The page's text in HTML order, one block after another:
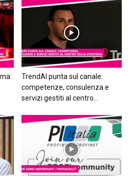
TrendAI punta sul canale:
competenze, consulenza e
servizi gestiti al centro...